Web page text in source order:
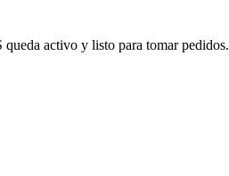
queda activo y listo para tomar pedidos.